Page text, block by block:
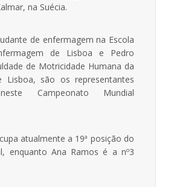
na Suécia.
de enfermagem na Escola
de Lisboa e Pedro
de Motricidade Humana da
Lisboa, são os representantes
Campeonato Mundial
atualmente a 19ª posição do
enquanto Ana Ramos é a nº3